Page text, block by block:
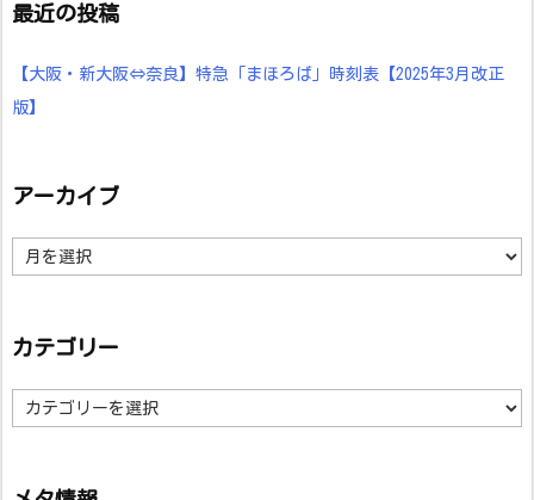
最近の投稿
【大阪・新大阪⇔奈良】特急「まほろば」時刻表【2025年3月改正
版】
アーカイブ
ー
カ
カテゴリー
テ
ゴ